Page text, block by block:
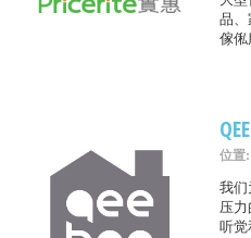
品
傢俬
位置
我
压
听觉